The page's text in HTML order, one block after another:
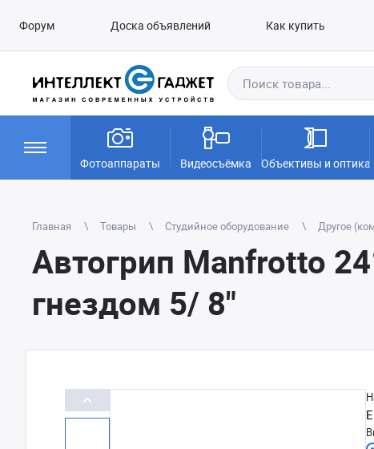
Форум Доска объявлений Как купить
Фотоаппараты Видеосъёмка Объективы и оптика
Главная Товары Студийное оборудование Другое
Автогрип Manfrotto
гнездом 5/ 8"